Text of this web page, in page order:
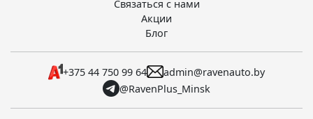
Связаться с нами
Акции
Блог
+375 44 750 99 64
admin@ravenauto.by
@RavenPlus_Minsk